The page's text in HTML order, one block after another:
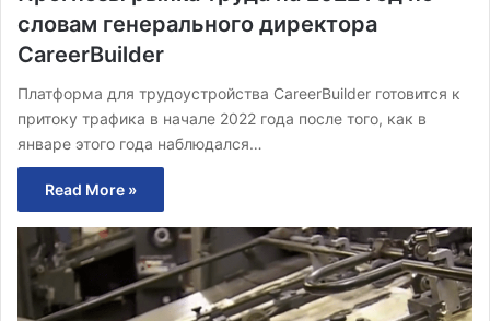
словам генерального директора
CareerBuilder
Платформа для трудоустройства CareerBuilder готовится к
притоку трафика в начале 2022 года после того, как в
январе этого года наблюдался…
Read More »